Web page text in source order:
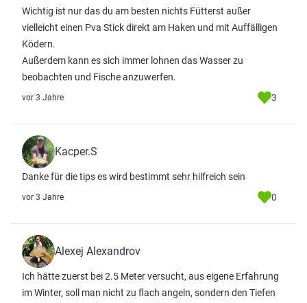
Wichtig ist nur das du am besten nichts Fütterst außer
vielleicht einen Pva Stick direkt am Haken und mit Auffälligen
Ködern.
Außerdem kann es sich immer lohnen das Wasser zu
beobachten und Fische anzuwerfen.
vor 3 Jahre 3
Kacper.S
Danke für die tips es wird bestimmt sehr hilfreich sein
vor 3 Jahre 0
Alexej Alexandrov
Ich hätte zuerst bei 2.5 Meter versucht, aus eigene Erfahrung
im Winter, soll man nicht zu flach angeln, sondern den Tiefen